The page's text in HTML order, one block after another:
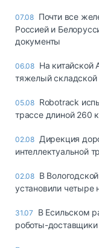
07.08 Почти все
Россией и
документы
06.08 На китайской
тяжелый складской
05.08 Robotrack
трассе длиной 260
02.08 Дирекция
интеллектуальной
02.08 В
установили четыре
31.07
В Есильском
роботы-